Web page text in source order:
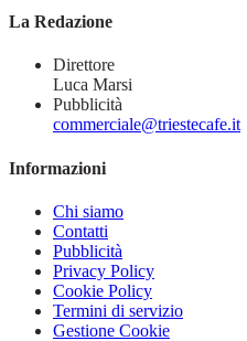
La Redazione
Direttore
Luca Marsi
Pubblicità
commerciale@triestecafe.it
Informazioni
Chi siamo
Contatti
Pubblicità
Privacy Policy
Cookie Policy
Termini di servizio
Gestione Cookie